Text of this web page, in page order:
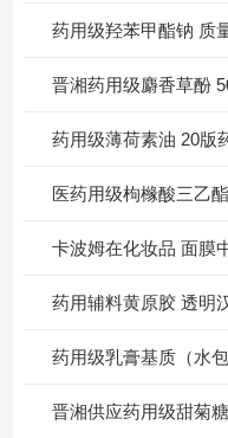
药用级羟苯甲酯钠 质
晋湘药用级麝香草酚
药用级薄荷素油 20版
医药用级枸橼酸三乙酯
卡波姆在化妆品 面膜
药用辅料黄原胶 透明
药用级乳膏基质（水
晋湘供应药用级甜菊